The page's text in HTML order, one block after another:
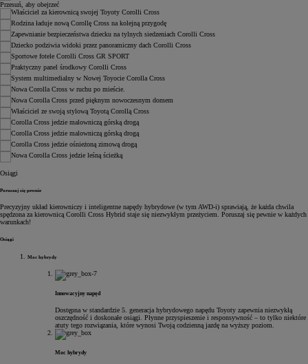
Przesuń, aby obejrzeć
Osiągi
Poruszaj się pewnie
Precyzyjny układ kierowniczy i inteligentne napędy hybrydowe (w tym AWD-i) sprawiają, że każda chwila
spędzona za kierownicą Corolli Cross Hybrid staje się niezwykłym przeżyciem. Poruszaj się pewnie w każdych
warunkach!
Osiągi
Moc hybrydy
Innowacyjny napęd
Dostępna w standardzie 5. generacja hybrydowego napędu Toyoty zapewnia niezwykłą
oszczędność i doskonałe osiągi. Płynne przyspieszenie i responsywność – to tylko niektóre
atuty tego rozwiązania, które wynosi Twoją codzienną jazdę na wyższy poziom.
Moc hybrydy